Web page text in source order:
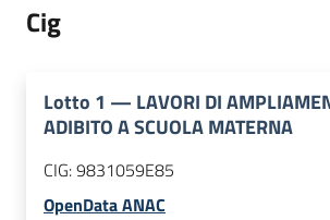
Cig
Lotto 1 — LAVORI DI
ADIBITO A SCUOLA MATERNA
CIG:9831059E85
OpenData ANAC